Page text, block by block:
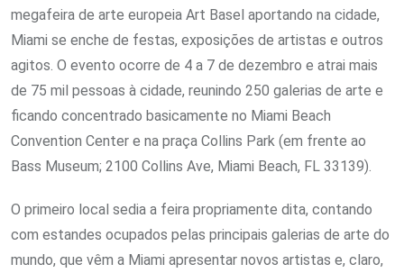
megafeira de arte europeia Art Basel aportando na cidade,
Miami se enche de festas, exposições de artistas e outros
agitos. O evento ocorre de 4 a 7 de dezembro e atrai mais
de 75 mil pessoas à cidade, reunindo 250 galerias de arte e
ficando concentrado basicamente no Miami Beach
Convention Center e na praça Collins Park (em frente ao
Bass Museum; 2100 Collins Ave, Miami Beach, FL 33139).
O primeiro local sedia a feira propriamente dita, contando
com estandes ocupados pelas principais galerias de arte do
mundo, que vêm a Miami apresentar novos artistas e, claro,